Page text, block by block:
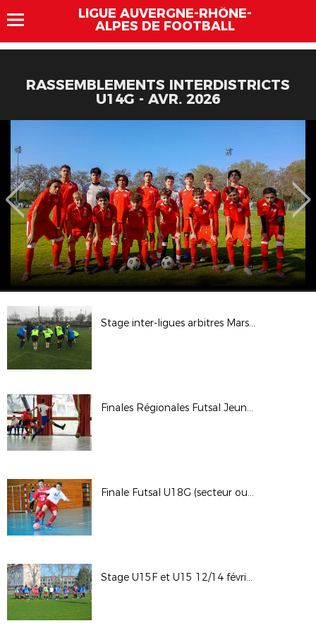
LIGUE AUVERGNE-RHÔNE-
ALPES DE FOOTBALL
RASSEMBLEMENTS INTERDISTRICTS
U14G - AVR. 2026
Stage inter-ligues arbitres Mars 2018
Finales Régionales Futsal Jeunes (secteur Est)
Finale Futsal U18G (secteur ouest)
Stage U15F et U15 12/14 février 2018